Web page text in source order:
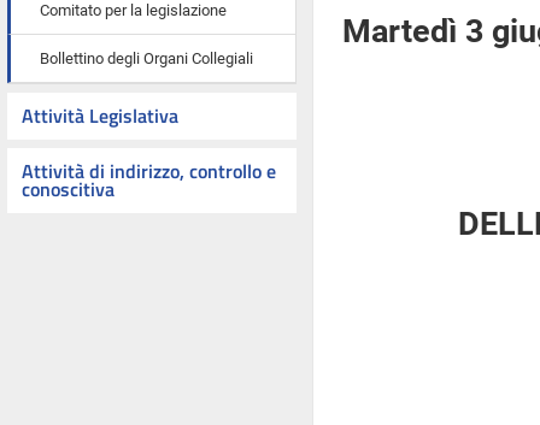
Comitato per la legislazione
Bollettino degli Organi Collegiali
Attività Legislativa
Attività di indirizzo, controllo e
conoscitiva
Martedì 3